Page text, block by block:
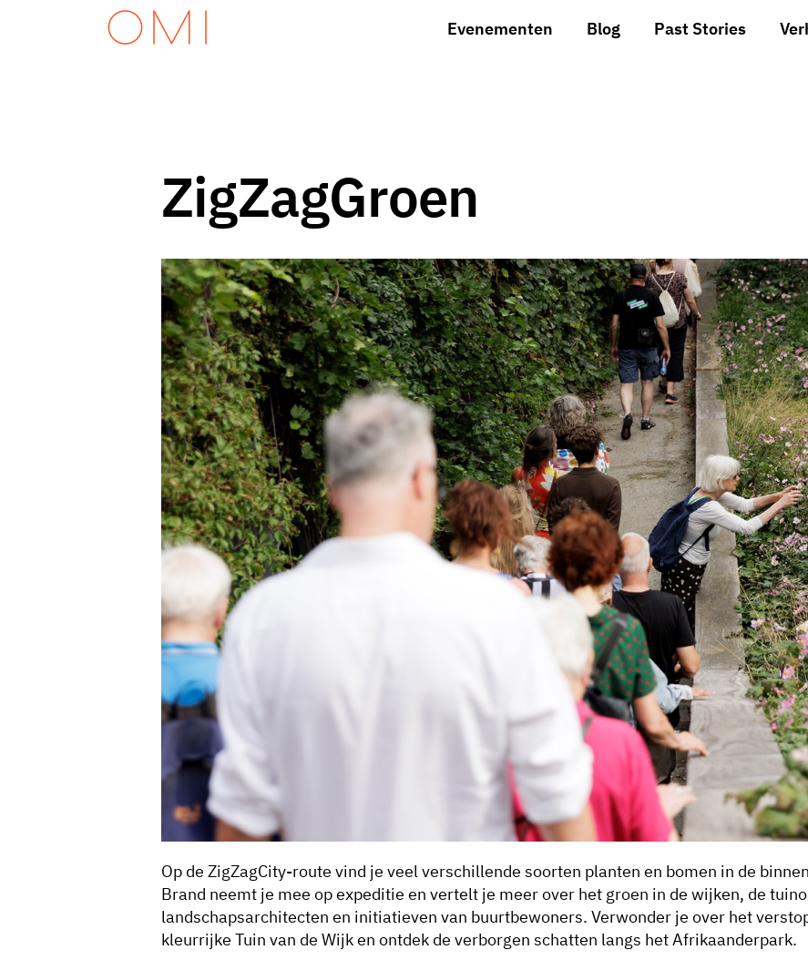
Evenementen Blog Past Stories
ZigZagGroen
Op de ZigZagCity-route vind je veel verschillende soorten planten en bomen in de
Brand neemt je mee op expeditie en vertelt je meer over het groen in de wijken, de
landschapsarchitecten en initiatieven van buurtbewoners. Verwonder je over het
kleurrijke Tuin van de Wijk en ontdek de verborgen schatten langs het Afrikaanderpark.